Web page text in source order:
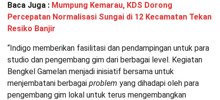
Baca Juga : Mumpung Kemarau, KDS Dorong
Percepatan Normalisasi Sungai di 12 Kecamatan Tekan
Resiko Banjir
“Indigo memberikan fasilitasi dan pendampingan untuk para
studio dan pengembang gim dari berbagai level. Kegiatan
Bengkel Gamelan menjadi inisiatif bersama untuk
menjembatani berbagai problem yang dihadapi oleh para
pengembang gim lokal untuk terus mengembangkan